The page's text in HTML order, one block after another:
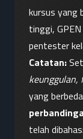
kursus yang
tinggi,
pentester
Catatan:
keunggulan,
yang
telah dibahas: